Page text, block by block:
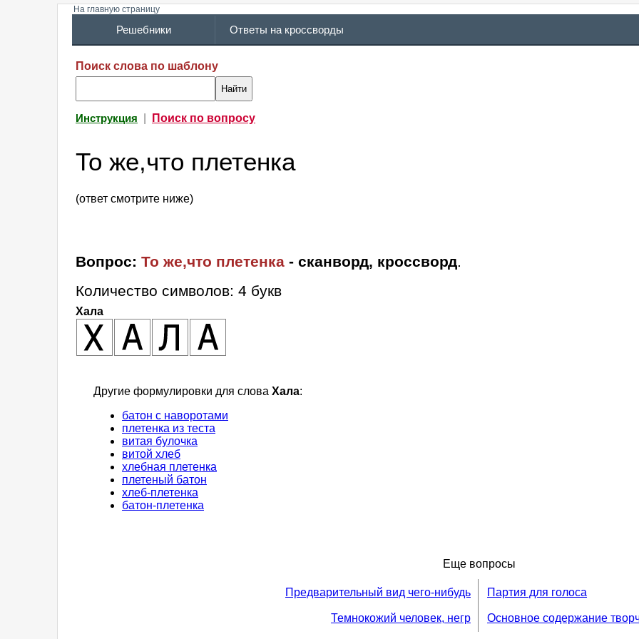
На главную страницу
Решебники Ответы на кроссворды
Поиск слова по шаблону
Инструкция Поиск по вопросу
То же,что плетенка
(ответ смотрите ниже)
Вопрос: То же,что плетенка - сканворд, кроссворд.
Количество символов: 4 букв
Хала
Другие формулировки для слова Хала:
батон с наворотами
плетенка из теста
витая булочка
витой хлеб
хлебная плетенка
плетеный батон
хлеб-плетенка
батон-плетенка
Еще вопросы
Предварительный вид чего-нибудь
Темнокожий человек, негр
Партия для голоса
Основное содержание